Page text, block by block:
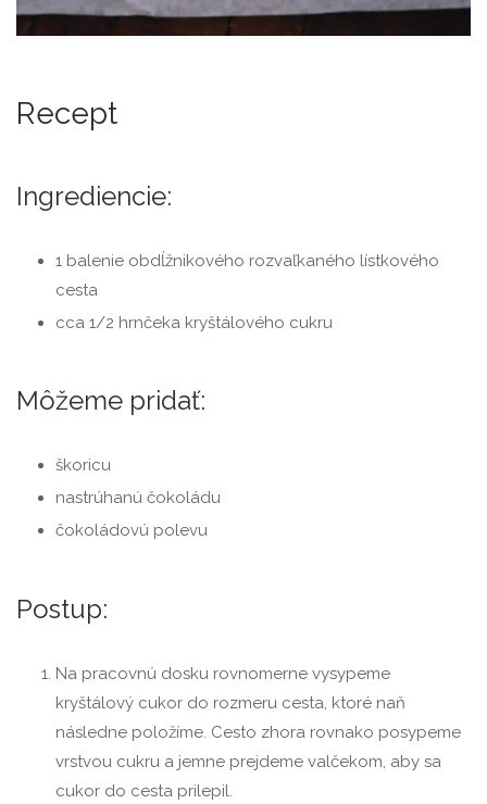
Recept
Ingrediencie:
1 balenie obdĺžnikového rozvaľkaného lístkového
cesta
cca 1/2 hrnčeka kryštálového cukru
Môžeme pridať:
škoricu
nastrúhanú čokoládu
čokoládovú polevu
Postup:
Na pracovnú dosku rovnomerne vysypeme
kryštálový cukor do rozmeru cesta, ktoré naň
následne položíme. Cesto zhora rovnako posypeme
vrstvou cukru a jemne prejdeme valčekom, aby sa
cukor do cesta prilepil.